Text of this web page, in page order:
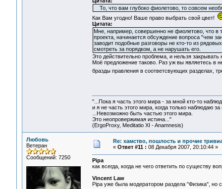
То, что вам глубоко фиолетово, то совсем
Как Вам угодно! Ваше право выбрать свой цвет!
Цитата:
Мне, например, совершенно не фиолетово, что в
проекта, начинается обсуждение вопроса "чем
заводит подобные разговоры не кто-то из
смотреть за порядком, а не нарушать его.
Это действительно проблема, и нельзя закрывать
Моё предложение таково. Раз уж вы являетесь в
бразды правления в соответсвующих разделах,
"...Пока я часть этого мира - за мной кто-то
и я не часть этого мира, когда только наблюдаю
...Невозможно быть частью этого мира.
Это неопровержимая истина..."
(ErgoProxy, Meditatio XI - Anamnesis)
Любовь
Ветеран
Сообщений: 7250
Re: хамство, пошлость и прочие
« Ответ #11 : 08 Декабря 2007, 20:10:44 »
Pipa
как всегда, когда не чего ответить по существу
Vincent Law
Pipa уже была модератором раздела "Физика", но